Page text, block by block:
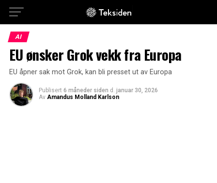
AI
EU ønsker Grok vekk fra Europa
EU åpner sak mot Grok, kan bli presset ut av Europa
Publisert 6 måneder siden d. januar 30, 2026
Av Amandus Molland Karlson